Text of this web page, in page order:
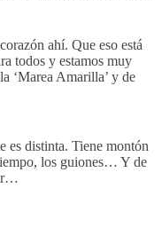
ahí. Que eso está
todos y estamos muy
‘Marea Amarilla’ y de
es distinta. Tiene montón
los guiones… Y de